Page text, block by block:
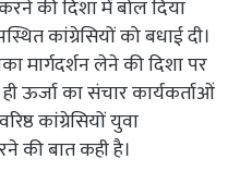
की दिशा में बोल दिया
कांग्रेसियों को बधाई दी।
मार्गदर्शन लेने की दिशा पर
ऊर्जा का संचार कार्यकर्ताओं
कांग्रेसियों युवा
की बात कही है।